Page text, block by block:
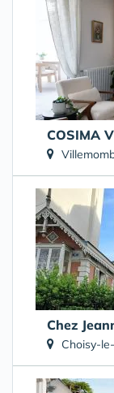
COSIMA
Chez
Choisy-